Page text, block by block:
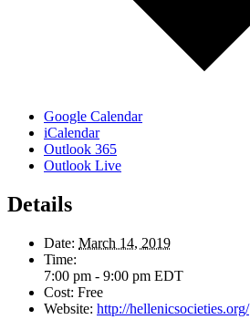
Google Calendar
iCalendar
Outlook 365
Outlook Live
Details
Date: March 14, 2019
Time:
7:00 pm - 9:00 pm EDT
Cost: Free
Website: http://hellenicsocieties.org/